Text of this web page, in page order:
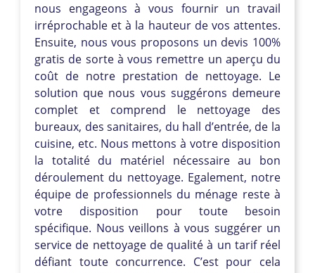
nous engageons à vous fournir un travail
irréprochable et à la hauteur de vos attentes.
Ensuite, nous vous proposons un devis 100%
gratis de sorte à vous remettre un aperçu du
coût de notre prestation de nettoyage. Le
solution que nous vous suggérons demeure
complet et comprend le nettoyage des
bureaux, des sanitaires, du hall d’entrée, de la
cuisine, etc. Nous mettons à votre disposition
la totalité du matériel nécessaire au bon
déroulement du nettoyage. Egalement, notre
équipe de professionnels du ménage reste à
votre disposition pour toute besoin
spécifique. Nous veillons à vous suggérer un
service de nettoyage de qualité à un tarif réel
défiant toute concurrence. C’est pour cela